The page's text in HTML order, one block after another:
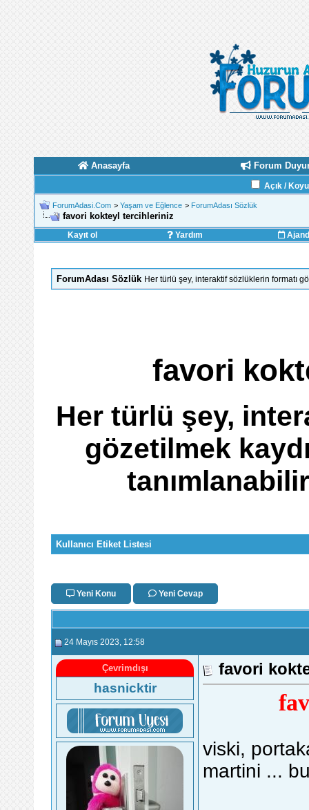
Anasayfa Forum
Açık /
ForumAdasi.Com > Yaşam ve Eğlence > ForumAdası Sözlük
favori kokteyl tercihleriniz
Kayıt ol Yardım
ForumAdası Sözlük Her türlü şey, interaktif sözlüklerin formatı
favori
Her türlü şey,
gözetilmek
Kullanıcı Etiket Listesi
Yeni Konu Yeni Cevap
24 Mayıs 2023 , 12:58
Çevrimdışı
hasnicktir
favori
viski,
martini ...